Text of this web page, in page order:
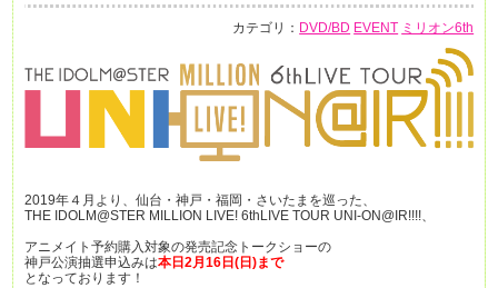
カテゴリ： DVD/BD EVENT ミリオン6th
2019年４月より、仙台・神戸・福岡・さいたまを巡った、
THE IDOLM@STER MILLION LIVE! 6thLIVE TOUR UNI-ON@IR!!!!、
アニメイト予約購入対象の発売記念トークショーの
神戸公演抽選申込みは本日2月16日(日)まで
となっております！